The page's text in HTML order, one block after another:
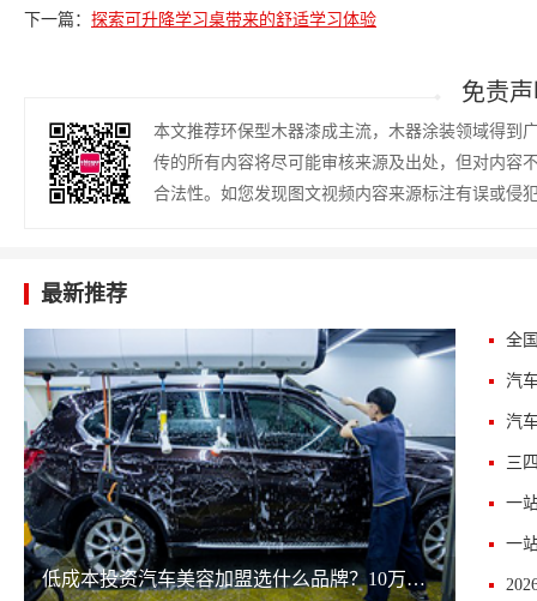
下一篇： 探索可升降学习桌带来的舒适学习体验
免责
本文推荐环保型木器漆成主流，木器涂装领域得到
传的所有内容将尽可能审核来源及出处，但对内容
合法性。如您发现图文视频内容来源标注有误或侵
最新推荐
低成本投资汽车美容加盟选什么品牌？10万预算开汽车美容加盟店品牌测评
一
一